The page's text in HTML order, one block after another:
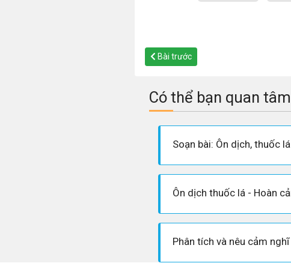
Bài trước
Có thể bạn quan tâm
Soạn bài: Ôn dịch, thuốc lá